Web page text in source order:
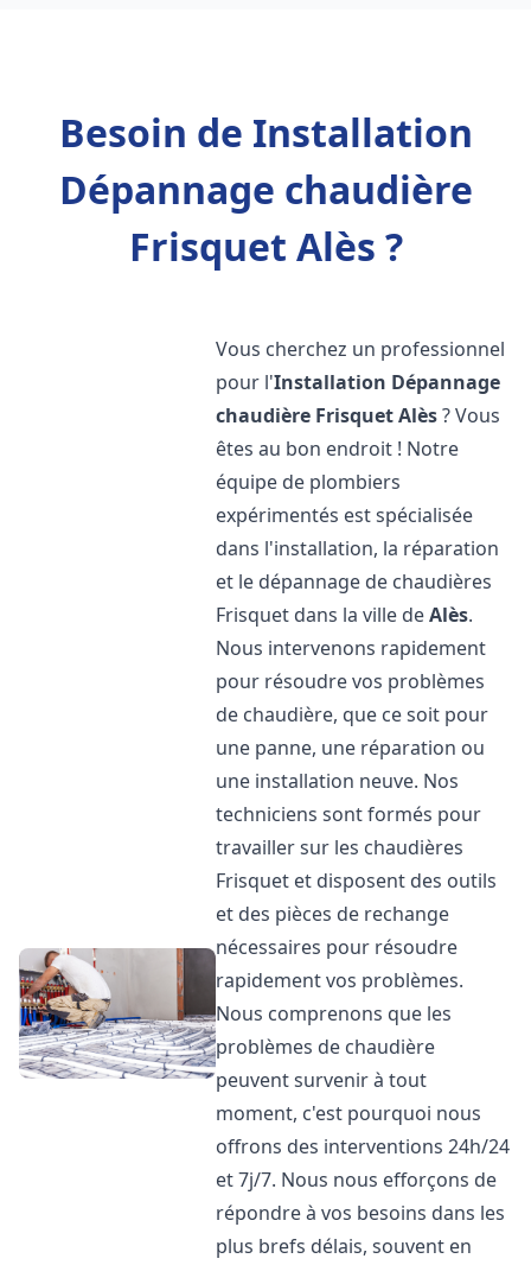
Besoin de Installation
Dépannage chaudière
Frisquet Alès ?
Vous cherchez un professionnel
pour l'Installation Dépannage
chaudière FrisquetAlès? Vous
êtes au bon endroit ! Notre
équipe de plombiers
expérimentés est spécialisée
dans l'installation, la réparation
et le dépannage de chaudières
Frisquet dans la ville deAlès.
Nous intervenons rapidement
pour résoudre vos problèmes
de chaudière, que ce soit pour
une panne, une réparation ou
une installation neuve. Nos
techniciens sont formés pour
travailler sur les chaudières
Frisquet et disposent des outils
et des pièces de rechange
nécessaires pour résoudre
rapidement vos problèmes.
Nous comprenons que les
problèmes de chaudière
peuvent survenir à tout
moment, c'est pourquoi nous
offrons des interventions 24h/24
et 7j/7. Nous nous efforçons de
répondre à vos besoins dans les
plus brefs délais, souvent en